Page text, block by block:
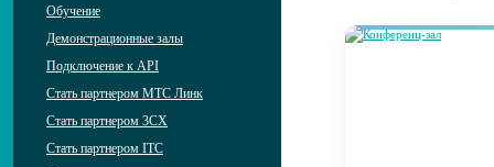
Обучение
Демонстрационные залы
Подключение к API
Стать партнером МТС Линк
Стать партнером 3CX
Стать партнером ITC